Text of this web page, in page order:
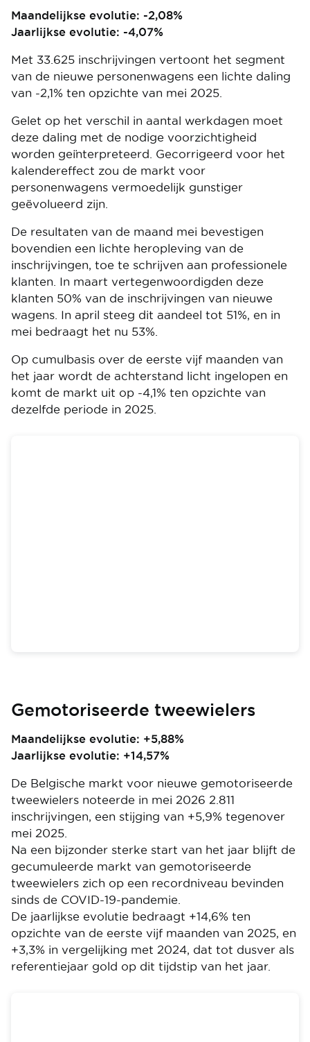
Maandelijkse evolutie: -2,08%
Jaarlijkse evolutie: -4,07%
Met 33.625 inschrijvingen vertoont het segment
van de nieuwe personenwagens een lichte daling
van -2,1% ten opzichte van mei 2025.
Gelet op het verschil in aantal werkdagen moet
deze daling met de nodige voorzichtigheid
worden geïnterpreteerd. Gecorrigeerd voor het
kalendereffect zou de markt voor
personenwagens vermoedelijk gunstiger
geëvolueerd zijn.
De resultaten van de maand mei bevestigen
bovendien een lichte heropleving van de
inschrijvingen, toe te schrijven aan professionele
klanten. In maart vertegenwoordigden deze
klanten 50% van de inschrijvingen van nieuwe
wagens. In april steeg dit aandeel tot 51%, en in
mei bedraagt het nu 53%.
Op cumulbasis over de eerste vijf maanden van
het jaar wordt de achterstand licht ingelopen en
komt de markt uit op -4,1% ten opzichte van
dezelfde periode in 2025.
Gemotoriseerde tweewielers
Maandelijkse evolutie: +5,88%
Jaarlijkse evolutie: +14,57%
De Belgische markt voor nieuwe gemotoriseerde
tweewielers noteerde in mei 2026 2.811
inschrijvingen, een stijging van +5,9% tegenover
mei 2025.
Na een bijzonder sterke start van het jaar blijft de
gecumuleerde markt van gemotoriseerde
tweewielers zich op een recordniveau bevinden
sinds de COVID-19-pandemie.
De jaarlijkse evolutie bedraagt +14,6% ten
opzichte van de eerste vijf maanden van 2025, en
+3,3% in vergelijking met 2024, dat tot dusver als
referentiejaar gold op dit tijdstip van het jaar.